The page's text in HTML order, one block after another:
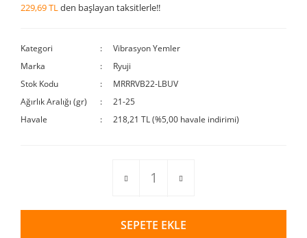
229,69 TLden başlayan taksitlerle!!
Kategori
Vibrasyon Yemler
Marka
Ryuji
Stok Kodu
MRRRVB22-LBUV
Ağırlık Aralığı (gr)
21-25
Havale
218,21 TL (%5,00 havale indirimi)
SEPETE EKLE